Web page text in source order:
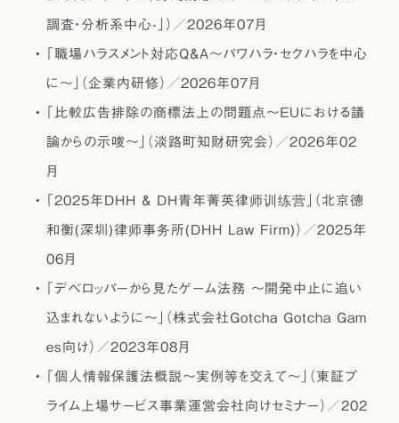
調査・分析系中心-」）／2026年07月
｢職場ハラスメント対応Q&A～パワハラ・セクハラを中心
に～」（企業内研修）／2026年07月
｢比較広告排除の商標法上の問題点～ＥＵにおける議
論からの示唆～」（淡路町知財研究会）／2026年02
月
｢2025年DHH & DH青年菁英律师训练营」（北京德
和衡(深圳)律师事务所(DHH Law Firm)）／2025年
06月
｢デベロッパーから見たゲーム法務 ～開発中止に追い
込まれないように～」（株式会社Gotcha Gotcha Gam
es向け）／2023年08月
｢個人情報保護法概説～実例等を交えて～」（東証プ
ライム上場サービス事業運営会社向けセミナー）／202